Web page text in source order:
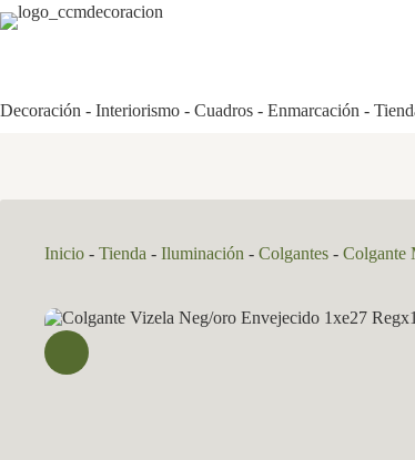
Saltar
al
Decoración - Interiorismo - Cuadros - Enmarcación -
Inicio - Tienda - Iluminación - Colgantes - Colgante